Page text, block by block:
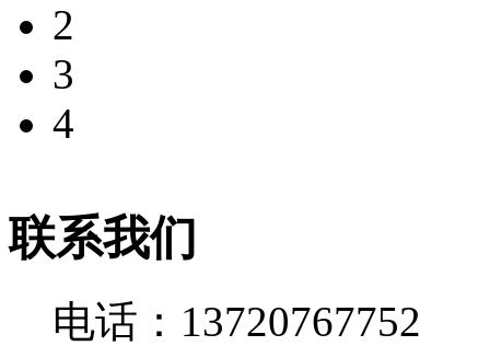
2
3
4
联系我们
电话：13720767752